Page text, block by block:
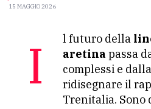
15 MAGGIO 2026
Il futuro della
aretina passa
complessi e
ridisegnare il
Trenitalia. Sono